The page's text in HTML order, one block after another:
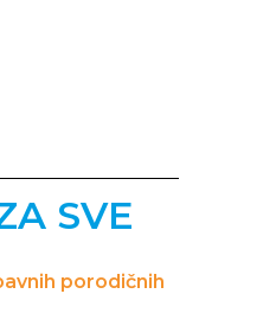
SVE
porodičnih